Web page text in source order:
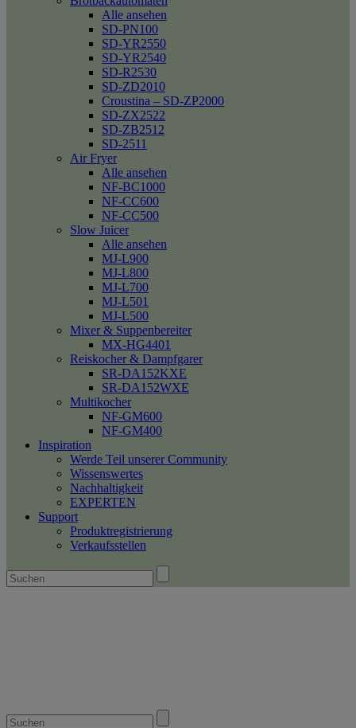
Alle ansehen
SD-PN100
SD-YR2550
SD-YR2540
SD-R2530
SD-ZD2010
Croustina – SD-ZP2000
SD-ZX2522
SD-ZB2512
SD-2511
Air Fryer
Alle ansehen
NF-BC1000
NF-CC600
NF-CC500
Slow Juicer
Alle ansehen
MJ-L900
MJ-L800
MJ-L700
MJ-L501
MJ-L500
Mixer & Suppenbereiter
MX-HG4401
Reiskocher & Dampfgarer
SR-DA152KXE
SR-DA152WXE
Multikocher
NF-GM600
NF-GM400
Inspiration
Werde Teil unserer Community
Wissenswertes
Nachhaltigkeit
EXPERTEN
Support
Produktregistrierung
Verkaufsstellen